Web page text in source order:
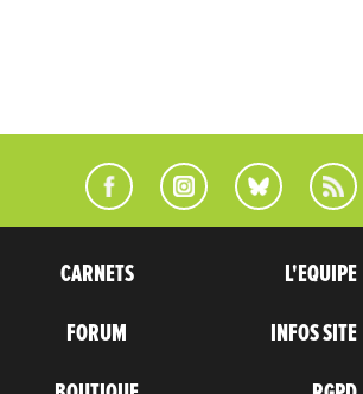
CARNETS
FORUM
L'EQUIPE
INFOS SITE